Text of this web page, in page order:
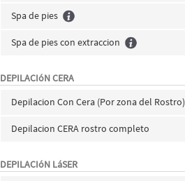
Spa de pies
Spa de pies con extraccion
DEPILACIóN CERA
Depilacion Con Cera (Por zona del Rostro)
Depilacion CERA rostro completo
DEPILACIóN LáSER